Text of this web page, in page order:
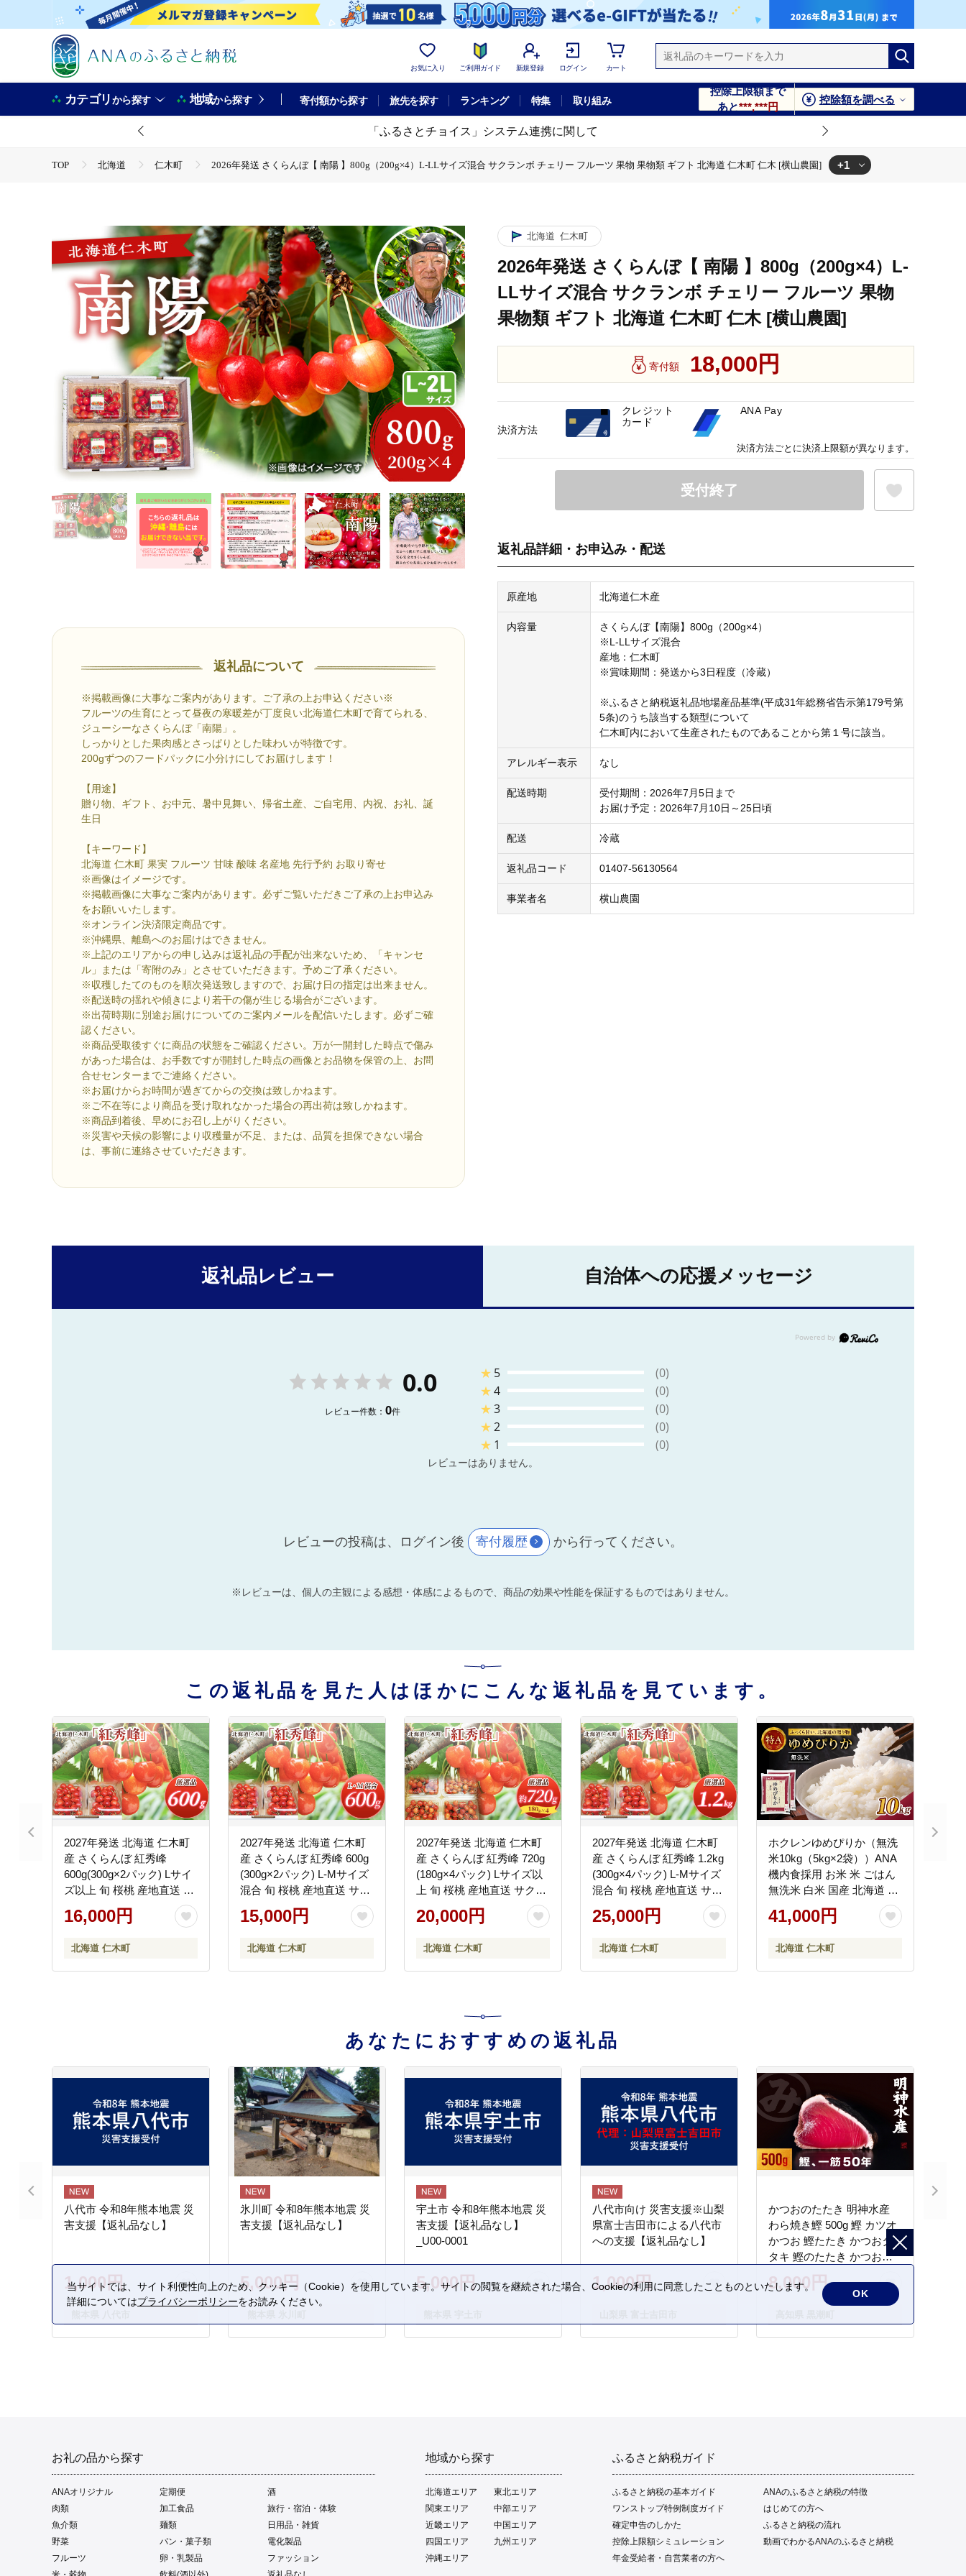
お気に入り ご利用ガイド 新規登録 ログイン カート
カテゴリから探す 地域から探す 寄付額から探す 旅先を探す ランキング 特集 取り組み
控除上限額まで
あと***,***円
控除額を調べる
「ふるさとチョイス」システム連携に関して
TOP 北海道 仁木町 2026年発送 さくらんぼ【 南陽 】800g（200g×4）L-LLサイズ混合 サクランボ チェリー フルーツ 果物 果物類 ギフト 北海道 仁木町 仁木 [横山農園] +1
返礼品について
※掲載画像に大事なご案内があります。ご了承の上お申込ください※
フルーツの生育にとって昼夜の寒暖差が丁度良い北海道仁木町で育てられる、
ジューシーなさくらんぼ「南陽」。
しっかりとした果肉感とさっぱりとした味わいが特徴です。
200gずつのフードパックに小分けにしてお届けします！
【用途】
贈り物、ギフト、お中元、暑中見舞い、帰省土産、ご自宅用、内祝、お礼、誕
生日
【キーワード】
北海道 仁木町 果実 フルーツ 甘味 酸味 名産地 先行予約 お取り寄せ
※画像はイメージです。
※掲載画像に大事なご案内があります。必ずご覧いただきご了承の上お申込み
をお願いいたします。
※オンライン決済限定商品です。
※沖縄県、離島へのお届けはできません。
※上記のエリアからの申し込みは返礼品の手配が出来ないため、「キャンセ
ル」または「寄附のみ」とさせていただきます。予めご了承ください。
※収穫したてのものを順次発送致しますので、お届け日の指定は出来ません。
※配送時の揺れや傾きにより若干の傷が生じる場合がございます。
※出荷時期に別途お届けについてのご案内メールを配信いたします。必ずご確
認ください。
※商品受取後すぐに商品の状態をご確認ください。万が一開封した時点で傷み
があった場合は、お手数ですが開封した時点の画像とお品物を保管の上、お問
合せセンターまでご連絡ください。
※お届けからお時間が過ぎてからの交換は致しかねます。
※ご不在等により商品を受け取れなかった場合の再出荷は致しかねます。
※商品到着後、早めにお召し上がりください。
※災害や天候の影響により収穫量が不足、または、品質を担保できない場合
は、事前に連絡させていただきます。
北海道 仁木町
2026年発送 さくらんぼ【 南陽 】800g（200g×4）L-
LLサイズ混合 サクランボ チェリー フルーツ 果物
果物類 ギフト 北海道 仁木町 仁木 [横山農園]
寄付額 18,000円
受付終了
返礼品詳細・お申込み・配送
原産地 北海道仁木産
内容量
さくらんぼ【南陽】800g（200g×4）
※L-LLサイズ混合
産地：仁木町
※賞味期間：発送から3日程度（冷蔵）
※ふるさと納税返礼品地場産品基準(平成31年総務省告示第179号第
5条)のうち該当する類型について
仁木町内において生産されたものであることから第１号に該当。
アレルギー表示 なし
配送時期
受付期間：2026年7月5日まで
お届け予定：2026年7月10日～25日頃
配送 冷蔵
返礼品コード 01407-56130564
事業者名 横山農園
決済方法
クレジット
カード
ANA Pay
決済方法ごとに決済上限額が異なります。
返礼品レビュー 自治体への応援メッセージ
0.0
レビュー件数： 0件
★ 5
(0)
★4
(0)
★3
(0)
★2
(0)
★ 1 (0)
レビューはありません。
レビューの投稿は、ログイン後 寄付履歴 から行ってください。
※レビューは、個人の主観による感想・体感によるもので、商品の効果や性能を保証するものではありません。
この返礼品を見た人はほかにこんな返礼品を見ています。
2027年発送 北海道 仁木町
産 さくらんぼ 紅秀峰
600g(300g×2パック) Lサイ
ズ以上 旬 桜桃 産地直送 サ
クランボ チェリー フルー
ツ 果物 果物類 仁木町 仁木
16,000円
北海道 仁木町
2027年発送 北海道 仁木町
産 さくらんぼ 紅秀峰 600g
(300g×2パック) L-Mサイズ
混合 旬 桜桃 産地直送 サク
ランボ チェリー フルーツ
果物 果物類 仁木町 仁木 [松
15,000円
北海道 仁木町
2027年発送 北海道 仁木町
産 さくらんぼ 紅秀峰 720g
(180g×4パック) Lサイズ以
上 旬 桜桃 産地直送 サクラ
ンボ チェリー フルーツ 果
物 果物類 仁木町 仁木 [松山
20,000円
北海道 仁木町
2027年発送 北海道 仁木町
産 さくらんぼ 紅秀峰 1.2kg
(300g×4パック) L-Mサイズ
混合 旬 桜桃 産地直送 サク
ランボ チェリー フルーツ
果物 果物類 仁木町 仁木 [松
25,000円
北海道 仁木町
ホクレンゆめぴりか（無洗
米10kg（5kg×2袋））ANA
機内食採用 お米 米 ごはん
無洗米 白米 国産 北海道 こ
め コメ [JA新おたる]
41,000円
北海道 仁木町
あなたにおすすめの返礼品
八代市 令和8年熊本地震 災
害支援【返礼品なし】
1,000円
氷川町 令和8年熊本地震 災
害支援【返礼品なし】
5,000円
宇土市 令和8年熊本地震 災
害支援【返礼品なし】
_U00-0001
5,000円
八代市向け 災害支援※山梨
県富士吉田市による八代市
への支援【返礼品なし】
1,000円
かつおのたたき 明神水産
わら焼き鰹 500g 鰹 カツオ
かつお 鰹たたき かつおタ
タキ 鰹のたたき かつおの
タタキ 藁焼き わら焼き 魚
さかな 海鮮 刺身 お刺身 冷
凍 ご家庭用 グルメ 特産品
フト 贈答品 人気 返礼品 ふ
8,000円
お礼の品から探す
ANAオリジナル 定期便
酒
肉類
加工食品
旅行・宿泊・体験
魚介類
麺類
日用品・雑貨
野菜
パン・菓子類
電化製品
フルーツ
卵・乳製品
ファッション
地域から探す
北海道エリア
東北エリア
関東エリア
中部エリア
近畿エリア
中国エリア
四国エリア
九州エリア
沖縄エリア
ふるさと納税ガイド
ふるさと納税の基本ガイド
ANAのふるさと納税の特徴
ワンストップ特例制度ガイド
はじめての方へ
確定申告のしかた
ふるさと納税の流れ
控除上限額シミュレーション
動画でわかるANAのふるさと納税
年金受給者・自営業者の方へ
当サイトでは、サイト利便性向上のため、クッキー（Cookie）を使用しています。サイトの閲覧を継続された場合、Cookieの利用に同意したことものといたします。
詳細についてはプライバシーポリシーをお読みください。
OK